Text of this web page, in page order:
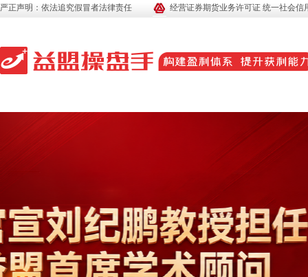
严正声明：依法追究假冒者法律责任 经营证券期货业务许可证 统一社会信